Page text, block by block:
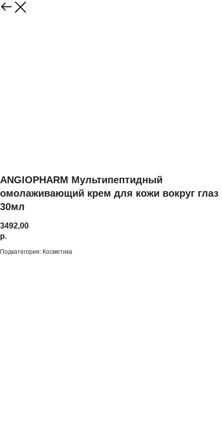
ANGIOPHARM Мультипептидный
омолаживающий крем для кожи вокруг глаз
30мл
3492,00
р.
Подкатегория: Косметика